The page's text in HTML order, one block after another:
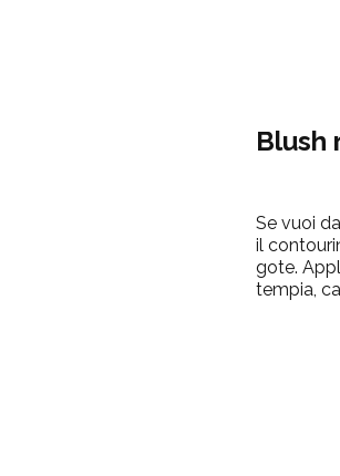
Blush
Se vuoi
il
gote.
tempia,